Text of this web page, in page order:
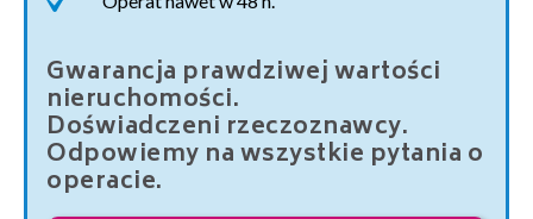
Gwarancja prawdziwej wartości
nieruchomości.
Doświadczeni rzeczoznawcy.
Odpowiemy na wszystkie pytania o
operacie.